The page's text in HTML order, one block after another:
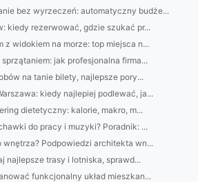
bez wyrzeczeń: automatyczny budże...
kiedy rezerwować, gdzie szukać pr...
z widokiem na morze: top miejsca n...
jak profesjonalna firma...
na tanie bilety, najlepsze pory...
kiedy najlepiej podlewać, ja...
dietetyczny: kalorie, makro, m...
do pracy i muzyki? Poradnik: ...
Podpowiedzi architekta wn...
najlepsze trasy i lotniska, sprawd...
funkcjonalny układ mieszkan...